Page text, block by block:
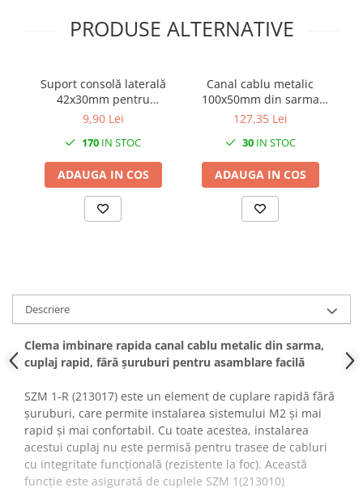
Prelungitoare industriale
Cleme
Cleme pe sina DIN
Papuci si mufe
Doze electrice
Prize si fise trifazice
Trasee electrice
Canal cablu plastic PVC
Canal cablu metalic perforat
Canal cablu metalic din sarma
Tuburi rigide din plastic PVC
bergman
Prize si fise electrice
Accesorii electrice
PRODUSE ALTERNATIVE
Suport consolă laterală
42x30mm pentru
ancorare canal cablu din
50mm sau 100mm
9,90 Lei
170 IN STOC
ADAUGA IN COS
Canal cablu metalic
100x50mm din sarma
mesh galvanizat lungime
electrice
127,35 Lei
30IN STOC
ADAUGA IN COS
Descriere
Clema imbinare rapida canal cablu metalic din sarma,
cuplaj rapid, fără șuruburi pentru asamblare facilă
SZM 1-R (213017) este un element de cuplare rapidă fără
șuruburi, care permite instalarea sistemului M2 și mai
rapid și mai confortabil. Cu toate acestea, instalarea
acestui cuplaj nu este permisă pentru trasee de cabluri
cu integritate funcțională (rezistente la foc). Această
funcție este asigurată de cuplele SZM 1(213010)